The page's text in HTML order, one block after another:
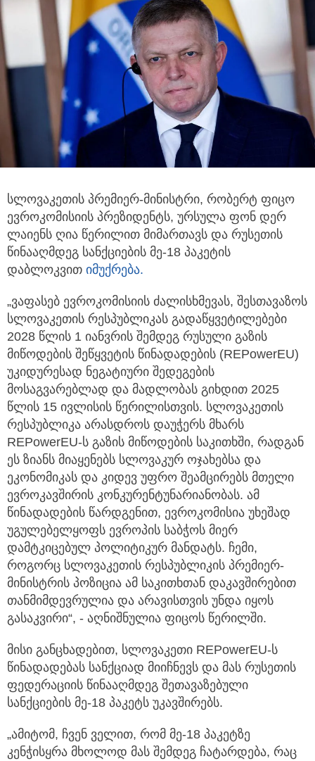
სლოვაკეთის პრემიერ-მინისტრი, რობერტ ფიცო
ევროკომისიის პრეზიდენტს, ურსულა ფონ დერ
ლაიენს ღია წერილით მიმართავს და რუსეთის
წინააღმდეგ სანქციების მე-18 პაკეტის
დაბლოკვით იმუქრება.
„ვაფასებ ევროკომისიის ძალისხმევას, შესთავაზოს
სლოვაკეთის რესპუბლიკას გადაწყვეტილებები
2028 წლის 1 იანვრის შემდეგ რუსული გაზის
მიწოდების შეწყვეტის წინადადების (REPowerEU)
უკიდურესად ნეგატიური შედეგების
მოსაგვარებლად და მადლობას გიხდით 2025
წლის 15 ივლისის წერილისთვის. სლოვაკეთის
რესპუბლიკა არასდროს დაუჭერს მხარს
REPowerEU-ს გაზის მიწოდების საკითხში, რადგან
ეს ზიანს მიაყენებს სლოვაკურ ოჯახებსა და
ეკონომიკას და კიდევ უფრო შეამცირებს მთელი
ევროკავშირის კონკურენტუნარიანობას. ამ
წინადადების წარდგენით, ევროკომისია უხეშად
უგულებელყოფს ევროპის საბჭოს მიერ
დამტკიცებულ პოლიტიკურ მანდატს. ჩემი,
როგორც სლოვაკეთის რესპუბლიკის პრემიერ-
მინისტრის პოზიცია ამ საკითხთან დაკავშირებით
თანმიმდევრულია და არავისთვის უნდა იყოს
გასაკვირი“, - აღნიშნულია ფიცოს წერილში.
მისი განცხადებით, სლოვაკეთი REPowerEU-ს
წინადადებას სანქციად მიიჩნევს და მას რუსეთის
ფედერაციის წინააღმდეგ შეთავაზებული
სანქციების მე-18 პაკეტს უკავშირებს.
„ამიტომ, ჩვენ ველით, რომ მე-18 პაკეტზე
კენჭისყრა მხოლოდ მას შემდეგ ჩატარდება, რაც